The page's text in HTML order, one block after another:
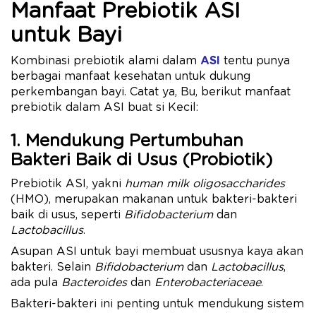
Manfaat Prebiotik ASI
untuk Bayi
Kombinasi prebiotik alami dalam ASI tentu punya
berbagai manfaat kesehatan untuk dukung
perkembangan bayi. Catat ya, Bu, berikut manfaat
prebiotik dalam ASI buat si Kecil:
1. Mendukung Pertumbuhan
Bakteri Baik di Usus (Probiotik)
Prebiotik ASI, yakni human milk oligosaccharides
(HMO), merupakan makanan untuk bakteri-bakteri
baik di usus, seperti Bifidobacterium dan
Lactobacillus.
Asupan ASI untuk bayi membuat ususnya kaya akan
bakteri. Selain Bifidobacterium dan Lactobacillus,
ada pula Bacteroidesdan Enterobacteriaceae.
Bakteri-bakteri ini penting untuk mendukung sistem